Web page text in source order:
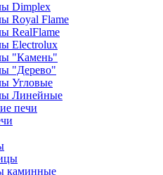
Dimplex
Royal Flame
RealFlame
Electrolux
"Камень"
"Дерево"
Угловые
Линейные
печи
каминные